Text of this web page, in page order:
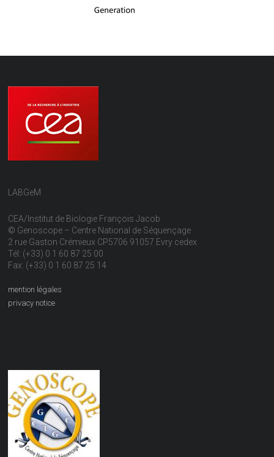
LABGeM
CEA/Institut de Biologie François Jacob
© Genoscope – Centre National de Séquençage
2 rue Gaston Crémieux CP5706 91057 Evry cedex
Tél: (+33) 0 1 60 87 25 00
Fax: (+33) 0 1 60 87 25 14
mention légales
privacy notice